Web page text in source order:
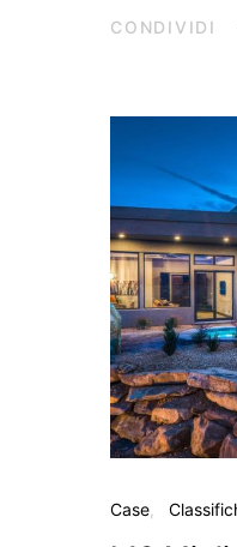
CONDIVIDI
Case